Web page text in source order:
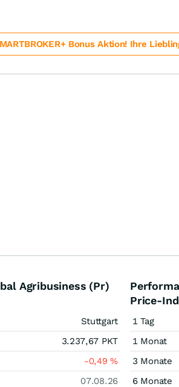
Bonus Aktion! Ihre
Agribusiness (Pr)
Stuttgart
3.237,67 PKT
-0,49%
07.08.26
Price-
1 Tag
1 Monat
3 Monate
6 Monate